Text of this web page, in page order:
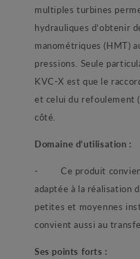
multiples turbines
hydrauliques d’obtenir
manométriques (HMT)
pressions. Seule
KVC-X est que le
et celui du refoulement
côté.
Domaine d’utilisation :
- Ce produit
adaptée à la réalisation
petites et moyennes
convient aussi au
Ses points forts :